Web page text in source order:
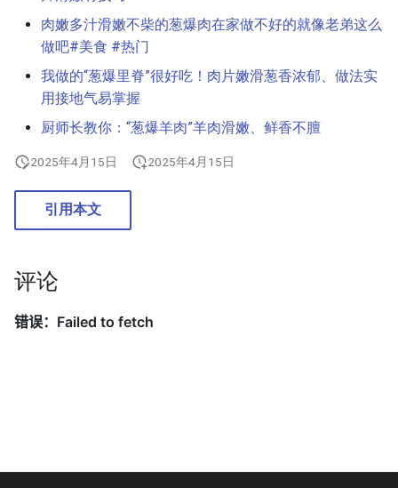
GPGPU (General Purpose
Graphics Processing Unit)
高速串行通信
华为芯片
I2C (Inter-Integrated Circuit)
主板
NAND Flash
Dijkstra 算法
DNS over HTTPS (DoH) 协议
Garbage Collection 垃圾回收
GCC 内部实现
glibc 内存分配器
肉嫩多汁滑嫩不柴的葱爆肉在家做不好的就像老弟这么
做吧#美食 #热门
我做的“葱爆里脊”很好吃！肉片嫩滑葱香浓郁、做法实
用接地气易掌握
厨师长教你：“葱爆羊肉”羊肉滑嫩、鲜香不膻
2025年4月15日 2025年4月15日
引用本文
评论